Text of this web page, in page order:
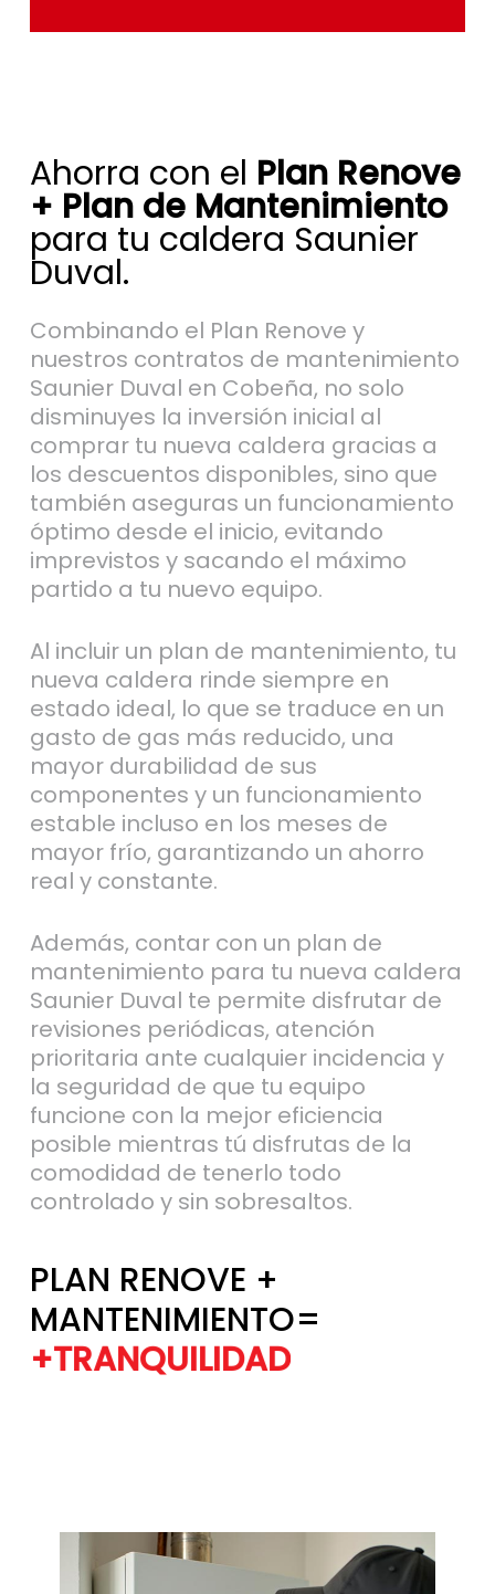
+ Plan de Mantenimiento
para tu caldera Saunier
Duval.
Combinando el Plan Renove y
nuestros contratos de mantenimiento
Saunier Duval en Cobeña, no solo
disminuyes la inversión inicial al
comprar tu nueva caldera gracias a
los descuentos disponibles, sino que
también aseguras un funcionamiento
óptimo desde el inicio, evitando
imprevistos y sacando el máximo
partido a tu nuevo equipo.
Al incluir un plan de mantenimiento, tu
nueva caldera rinde siempre en
estado ideal, lo que se traduce en un
gasto de gas más reducido, una
mayor durabilidad de sus
componentes y un funcionamiento
estable incluso en los meses de
mayor frío, garantizando un ahorro
real y constante.
Además, contar con un plan de
mantenimiento para tu nueva caldera
Saunier Duval te permite disfrutar de
revisiones periódicas, atención
prioritaria ante cualquier incidencia y
la seguridad de que tu equipo
funcione con la mejor eficiencia
posible mientras tú disfrutas de la
comodidad de tenerlo todo
controlado y sin sobresaltos.
MANTENIMIENTO=
+TRANQUILIDAD
+EFICIENCIA